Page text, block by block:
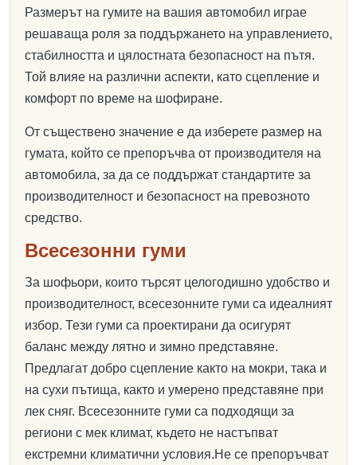
Размерът на гумите на вашия автомобил играе
решаваща роля за поддържането на управлението,
стабилността и цялостната безопасност на пътя.
Той влияе на различни аспекти, като сцепление и
комфорт по време на шофиране.
От съществено значение е да изберете размер на
гумата, който се препоръчва от производителя на
автомобила, за да се поддържат стандартите за
производителност и безопасност на превозното
средство.
Всесезонни гуми
За шофьори, които търсят целогодишно удобство и
производителност, всесезонните гуми са идеалният
избор. Тези гуми са проектирани да осигурят
баланс между лятно и зимно представяне.
Предлагат добро сцепление както на мокри, така и
на сухи пътища, както и умерено представяне при
лек сняг. Всесезонните гуми са подходящи за
региони с мек климат, където не настъпват
екстремни климатични условия.Не се препоръчват